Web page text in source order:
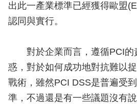
出此一產業標準已經獲得歐盟
認同與實行。
對於企業而言，遵循PCI的
惑，對於如何成功地對抗難以
戰術，雖然PCI DSS是普遍受
準，不過還是有一些議題沒有